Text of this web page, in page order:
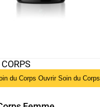
du Corps Ouvrir Soin du Corps